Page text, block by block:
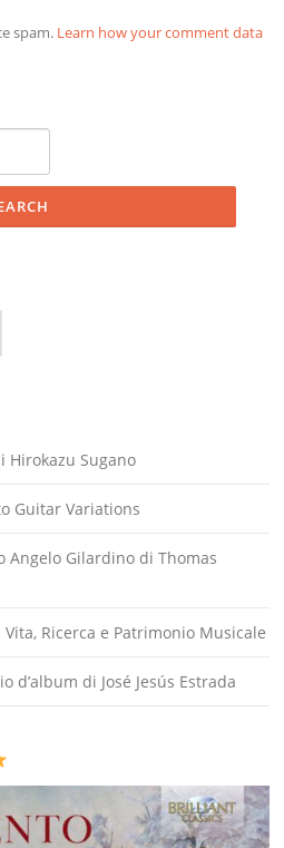
spam. Learn how your comment data
Hirokazu Sugano
Guitar Variations
Angelo Gilardino di Thomas
Ricerca e Patrimonio Musicale
d’album di José Jesús Estrada